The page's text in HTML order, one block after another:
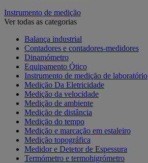
Instrumento de medição
Ver todas as categorias
Balança industrial
Contadores e contadores-medidores
Dinamómetro
Equipamento Ótico
Instrumento de medição de laboratório
Medição Da Eletricidade
Medição da velocidade
Medição de ambiente
Medição de distância
Medição do tempo
Medição e marcação em estaleiro
Medição topográfica
Medidor e Detetor de Espessura
Termómetro e termohigrómetro